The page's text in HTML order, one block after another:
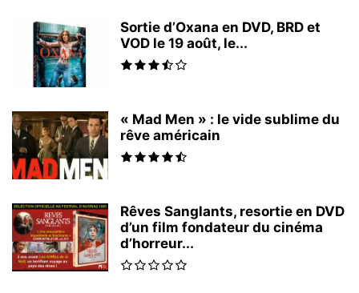
Sortie d’Oxana en DVD, BRD et
VOD le 19 août, le...
« Mad Men » : le vide sublime du
rêve américain
Rêves Sanglants, resortie en DVD
d’un film fondateur du cinéma
d’horreur...